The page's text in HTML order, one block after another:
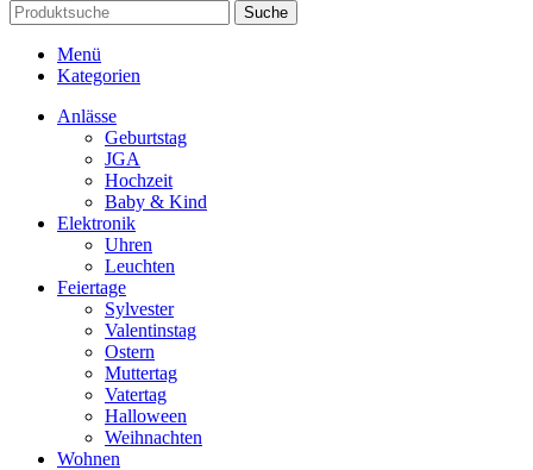
Suche
Menü
Kategorien
Anlässe
Geburtstag
JGA
Hochzeit
Baby & Kind
Elektronik
Uhren
Leuchten
Feiertage
Sylvester
Valentinstag
Ostern
Muttertag
Vatertag
Halloween
Weihnachten
Wohnen